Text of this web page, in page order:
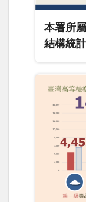
本署所
結構統計